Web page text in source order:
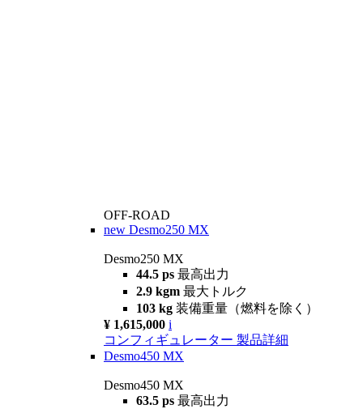
OFF-ROAD
new Desmo250 MX
Desmo250 MX
44.5 ps 最高出力
2.9 kgm 最大トルク
103 kg 装備重量（燃料を除く）
¥ 1,615,000 i
コンフィギュレーター 製品詳細
Desmo450 MX
Desmo450 MX
63.5 ps 最高出力